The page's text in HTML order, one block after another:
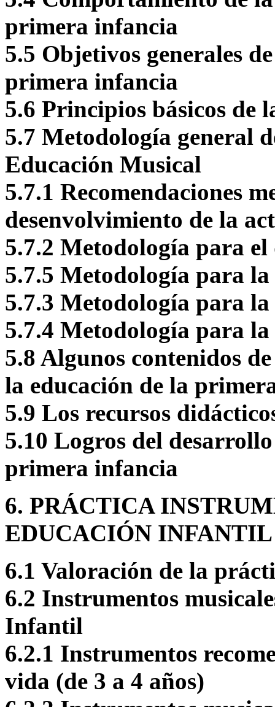
primera infancia
5.5 Objetivos generales
primera infancia
5.6 Principios básicos de
5.7 Metodología general
Educación Musical
5.7.1 Recomendaciones
desenvolvimiento de la
5.7.2 Metodología para
5.7.5 Metodología para la
5.7.3 Metodología para
5.7.4 Metodología para la
5.8 Algunos contenidos
la educación de la
5.9 Los recursos
5.10 Logros del
primera infancia
6. PRÁCTICA
EDUCACIÓN INFANTIL
6.1 Valoración de la
6.2 Instrumentos
Infantil
6.2.1 Instrumentos
vida (de 3 a 4 años)